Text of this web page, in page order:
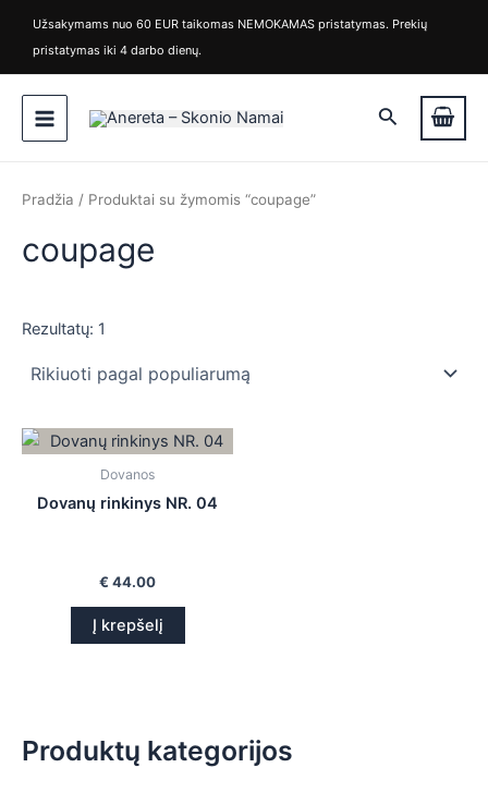
turinio
Užsakymams nuo 60 EUR taikomas NEMOKAMAS pristatymas. Prekių
pristatymas iki 4 darbo dienų.
Main
Menu
Paieška
Produktų kategorijos
k
a
n
s
k
i
Pradžia / Produktai su žymomis “coupage”
coupage
Rezultatų: 1
Dovanos
Dovanų rinkinys NR. 04
€ 44.00
Į krepšelį